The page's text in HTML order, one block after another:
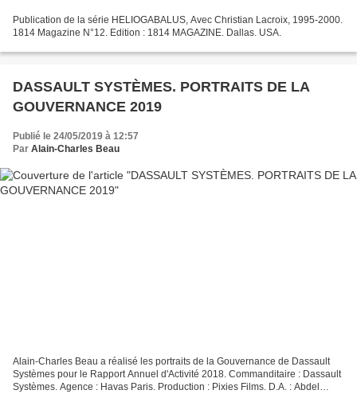
Publication de la série HELIOGABALUS, Avec Christian Lacroix, 1995-2000.
1814 Magazine N°12. Edition : 1814 MAGAZINE. Dallas. USA.
DASSAULT SYSTÈMES. PORTRAITS DE LA
GOUVERNANCE 2019
Publié le 24/05/2019 à 12:57
Par Alain-Charles Beau
Alain-Charles Beau a réalisé les portraits de la Gouvernance de Dassault
Systèmes pour le Rapport Annuel d'Activité 2018. Commanditaire : Dassault
Systèmes. Agence : Havas Paris. Production : Pixies Films. D.A. : Abdel